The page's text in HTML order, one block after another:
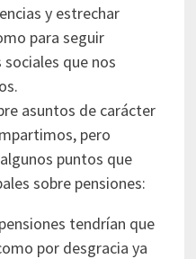
y estrechar
para seguir
que nos
asuntos de carácter
pero
puntos que
sobre pensiones:
tendrían que
por desgracia ya